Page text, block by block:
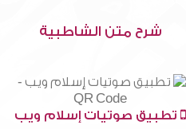
شرح متن الشاطبية
تطبيق صوتيات إسلام ويب